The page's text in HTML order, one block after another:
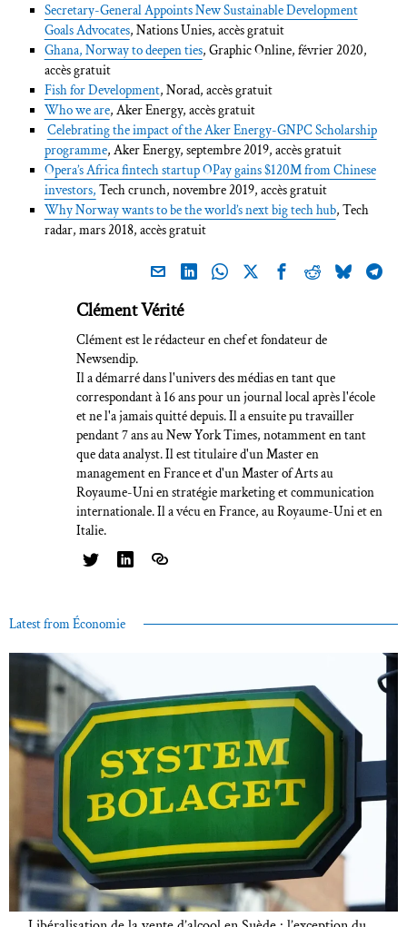
Secretary-General Appoints New Sustainable Development
Goals Advocates, Nations Unies, accès gratuit
Ghana, Norway to deepen ties, Graphic Online, février 2020,
accès gratuit
Fish for Development, Norad, accès gratuit
Who we are, Aker Energy, accès gratuit
Celebrating the impact of the Aker Energy-GNPC Scholarship
programme, Aker Energy, septembre 2019, accès gratuit
Opera’s Africa fintech startup OPay gains $120M from Chinese
investors, Tech crunch, novembre 2019, accès gratuit
Why Norway wants to be the world’s next big tech hub, Tech
radar, mars 2018, accès gratuit
Clément Vérité
Clément est le rédacteur en chef et fondateur de
Newsendip.
Il a démarré dans l'univers des médias en tant que
correspondant à 16 ans pour un journal local après l'école
et ne l'a jamais quitté depuis. Il a ensuite pu travailler
pendant 7 ans au New York Times, notamment en tant
que data analyst. Il est titulaire d'un Master en
management en France et d'un Master of Arts au
Royaume-Uni en stratégie marketing et communication
internationale. Il a vécu en France, au Royaume-Uni et en
Italie.
Latest from Économie